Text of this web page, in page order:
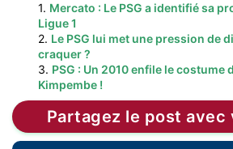
1. Mercato : Le PSG a identifié sa
Ligue 1
2. Le PSG lui met une pression de
craquer ?
3. PSG : Un 2010 enfile le costume
Kimpembe !
Partagez le post avec